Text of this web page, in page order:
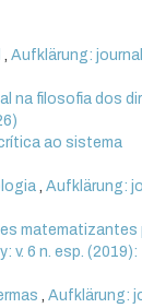
,Aufklärung:
na filosofia dos
ao sistema
,Aufklärung:
matematizantes
v. 6 n. esp. (2019):
,Aufklärung: